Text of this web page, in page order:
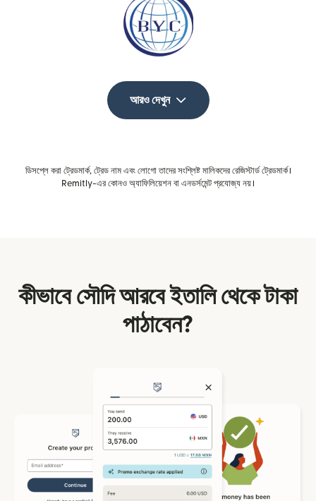
আরও দেখুন
ডিসপ্লে করা ট্রেডমার্ক, ট্রেড নাম এবং লোগো তাদের সংশ্লিষ্ট মালিকদের রেজিস্টার্ড ট্রেডমার্ক।
Remitly-এর কোনও অ্যাফিলিয়েশন বা এনডর্সমেন্ট প্রযোজ্য নয়।
কীভাবে সৌদি আরবে ইতালি থেকে টাকা
পাঠাবেন?